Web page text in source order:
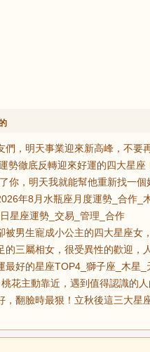
們，明天事業迎來新高峰，不要
勢徹底反轉迎來好運的四大星
你，明天我就能幫他重新找一
年8月水瓶座月度運勢_合作_
星座運勢_交易_管理_合作
被男生寵成小公主的四大星座女
的三屬相女，很受異性的歡迎，
最好的星座TOP4_獅子座_木星_
花主動靠近，遇到值得認識的
，翻臉時最狠！立秋後這三大星